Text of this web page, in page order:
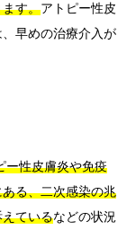
す。アトピー性皮
早めの治療介入が
ー性皮膚炎や免疫
る、二次感染の兆
ているなどの状況